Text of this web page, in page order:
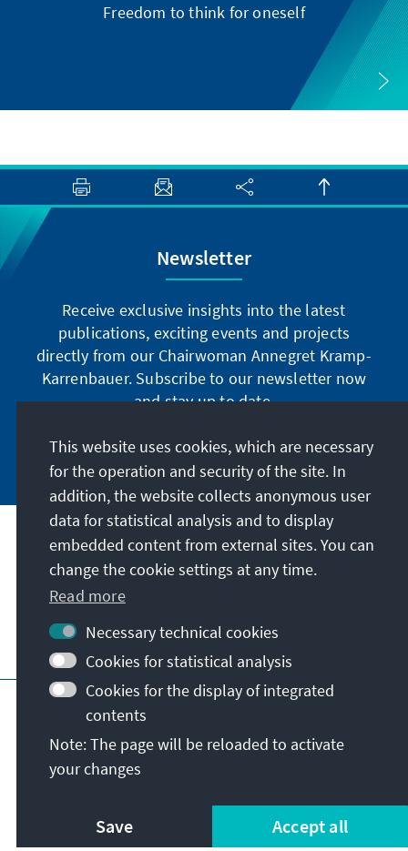
Freedom to think for oneself
Newsletter
Receive exclusive insights into the latest
publications, exciting events and projects
directly from our Chairwoman Annegret Kramp-
Karrenbauer. Subscribe to our newsletter now
and stay up to date.
Subscribe now
Our mission
Contact
Further offers of the foundation
Imprint Data protection
Terms of use
Declaration on accessibility
Report an accessibility issue
Sitemap
© Konrad-Adenauer-Stiftung e.V. 2026
This website uses cookies, which are necessary
for the operation and security of the site. In
addition, the website collects anonymous user
data for statistical analysis and to display
embedded content from external sites. You can
change the cookie settings at any time.
Read more
Necessary technical cookies
Cookies for statistical analysis
Cookies for the display of integrated
contents
Note: The page will be reloaded to activate
your changes
Save Accept all